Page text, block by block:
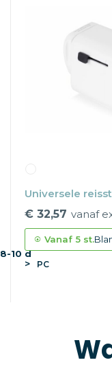
8-10 d
Universele
€ 32,57 vanaf
Vanaf 5 st.
PC